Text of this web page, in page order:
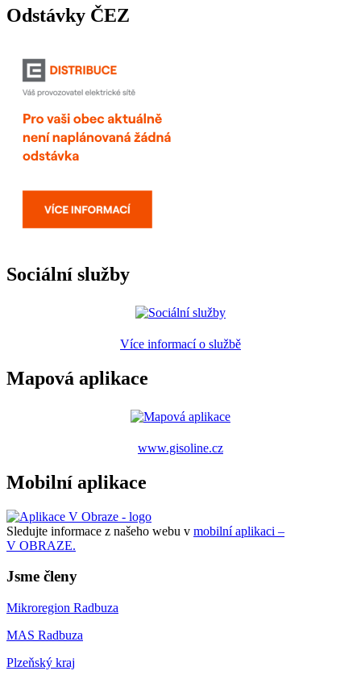
Odstávky ČEZ
Sociální služby
Více informací o službě
Mapová aplikace
www.gisoline.cz
Mobilní aplikace
Sledujte informace z našeho webu v mobilní aplikaci –
V OBRAZE.
Jsme členy
Mikroregion Radbuza
MAS Radbuza
Plzeňský kraj